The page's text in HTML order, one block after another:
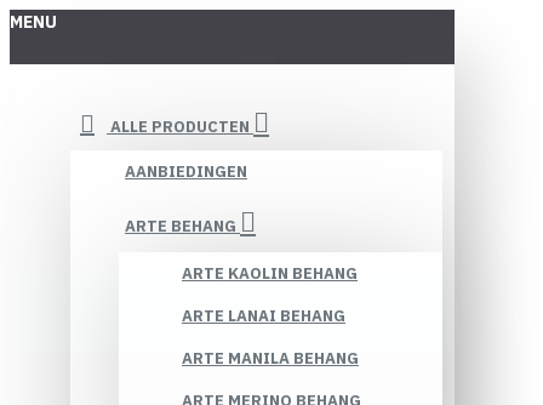
MENU
ALLE PRODUCTEN
AANBIEDINGEN
ARTE BEHANG
ARTE KAOLIN BEHANG
ARTE LANAI BEHANG
ARTE MANILA BEHANG
ARTE MERINO BEHANG